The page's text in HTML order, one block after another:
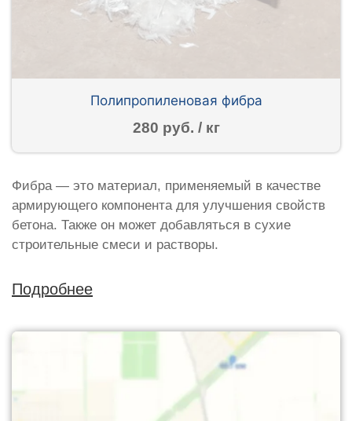
Полипропиленовая фибра
280 руб. / кг
Фибра — это материал, применяемый в качестве
армирующего компонента для улучшения свойств
бетона. Также он может добавляться в сухие
строительные смеси и растворы.
Подробнее